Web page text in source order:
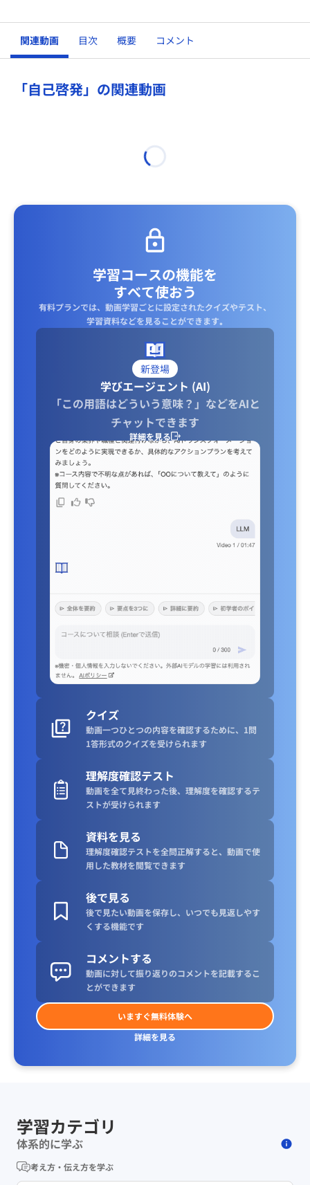
始めたから。
関連動画 目次 概要 コメント
「自己啓発」の関連動画
学習コースの機能を
すべて使おう
有料プランでは、動画学習ごとに設定されたクイズやテスト、
学習資料などを見ることができます｡
新登場
学びエージェント (AI)
「この用語はどういう意味？」などをAIと
チャットできます
詳細を見る
クイズ
動画一つひとつの内容を確認するために、1問
1答形式のクイズを受けられます
理解度確認テスト
動画を全て見終わった後、理解度を確認するテ
ストが受けられます
資料を見る
理解度確認テストを全問正解すると、動画で使
用した教材を閲覧できます
後で見る
後で見たい動画を保存し、いつでも見返しやす
くする機能です
コメントする
動画に対して振り返りのコメントを記載するこ
とができます
いますぐ無料体験へ
詳細を見る
学習カテゴリ
体系的に学ぶ
考え方・伝え方を学ぶ